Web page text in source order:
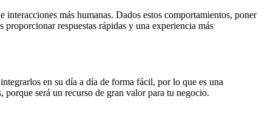
e interacciones más humanas. Dados estos comportamientos, poner
respuestas rápidas y una experiencia más
en su día a día de forma fácil, por lo que es una
porque será un recurso de gran valor para tu negocio.